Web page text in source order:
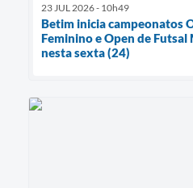
23 JUL 2026 - 10h49
Betim inicia campeonatos
Feminino e Open de Futsal
nesta sexta (24)